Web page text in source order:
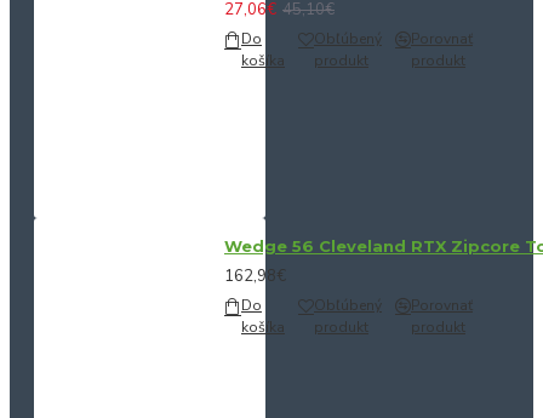
27,06€ 45,10€
Do
košíka
Obľúbený
produkt
Porovnať
produkt
Wedge 56 Cleveland RTX Zipcore
162,98€
Do
košíka
Obľúbený
produkt
Porovnať
produkt